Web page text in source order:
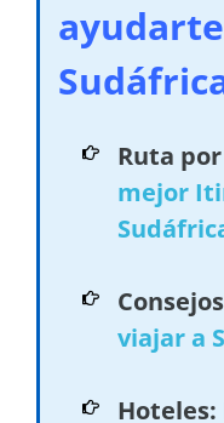
Ruta
mejor
viajar a
Hoteles: